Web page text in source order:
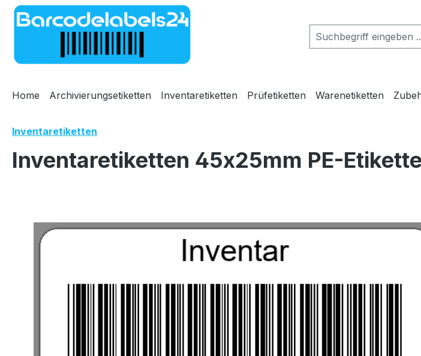
Hauptinhalt springen
Zur Suche springen
Zur Hauptnavigation springen
Home Archivierungsetiketten Inventaretiketten Prüfetiketten Warenetiketten
Inventaretiketten
Inventaretiketten 45x25mm PE-